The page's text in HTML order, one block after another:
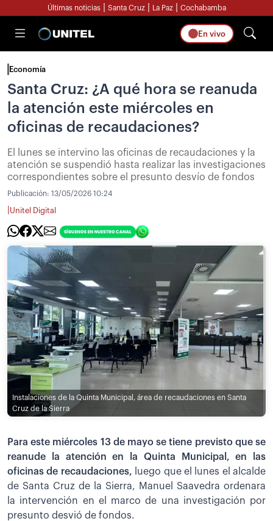
Últimas noticias Santa Cruz La Paz Cochabamba
En vivo
Economía
Santa Cruz: ¿A qué hora se reanuda
la atención este miércoles en
oficinas de recaudaciones?
El lunes se intervino las oficinas de recaudaciones y la
atención se suspendió hasta realizar las investigaciones
correspondientes sobre el presunto desvío de fondos
Publicación: 13/05/2026 10:24
Unitel Digital
Instalaciones de la Quinta Municipal, área de recaudaciones en Santa
Cruz de la Sierra
Para este miércoles 13 de mayo se tiene previsto que se
reanude la atención en la Quinta Municipal, en las
oficinas de recaudaciones, luego que el lunes el alcalde
de Santa Cruz de la Sierra, Manuel Saavedra ordenara
la intervención en el marco de una investigación por
presunto desvió de fondos.